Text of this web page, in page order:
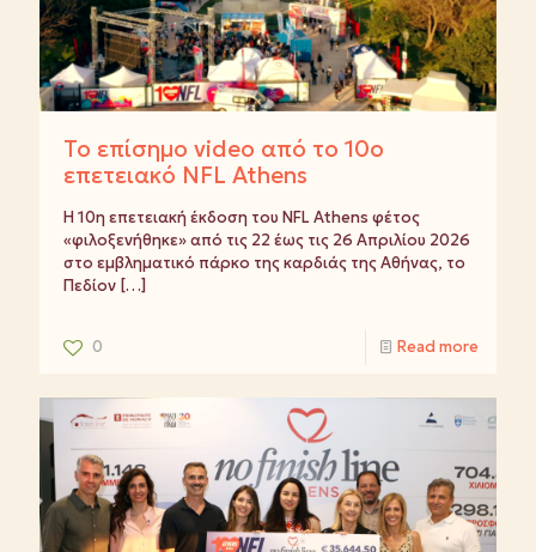
Το επίσημο video από το 10ο
επετειακό NFL Athens
Η 10η επετειακή έκδοση του NFL Athens φέτος
«φιλοξενήθηκε» από τις 22 έως τις 26 Απριλίου 2026
στο εμβληματικό πάρκο της καρδιάς της Αθήνας, το
Πεδίον […]
0 Read more